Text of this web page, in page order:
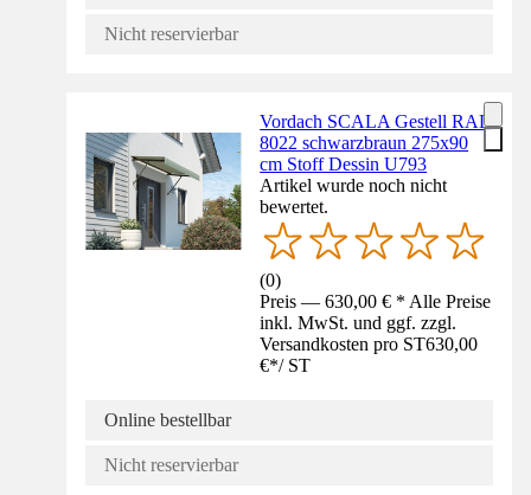
Nicht reservierbar
Vordach SCALA Gestell RAL
8022 schwarzbraun 275x90
cm Stoff Dessin U793
Artikel wurde noch nicht
bewertet.
(0)
Preis — 630,00 € * Alle Preise
inkl. MwSt. und ggf. zzgl.
Versandkosten pro ST630,00
€*/ ST
Online bestellbar
Nicht reservierbar